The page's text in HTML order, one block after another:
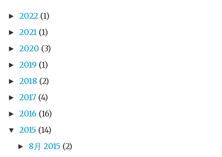
► 2022 (1)
► 2021 (1)
► 2020 (3)
► 2019 (1)
► 2018 (2)
► 2017 (4)
► 2016 (16)
▼ 2015 (14)
► 8月 2015 (2)